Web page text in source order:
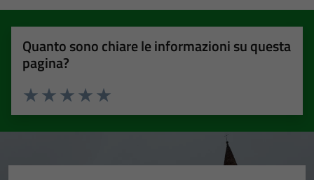
Quanto sono chiare le informazioni su questa
pagina?
Valuta 5 stelle su 5
Valuta 4 stelle su 5
Valuta 3 stelle su 5
Valuta 2 stelle su 5
Valuta 1 stelle su 5